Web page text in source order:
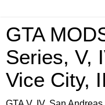
GTA
Series, V,
Vice City,